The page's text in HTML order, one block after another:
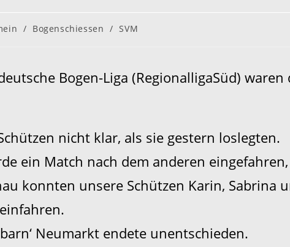
/ Bogenschiessen / SVM
Bogen-Liga (RegionalligaSüd) waren
nicht klar, als sie gestern loslegten.
ein Match nach dem anderen eingefahren,
konnten unsere Schützen Karin, Sabrina
Neumarkt endete unentschieden.